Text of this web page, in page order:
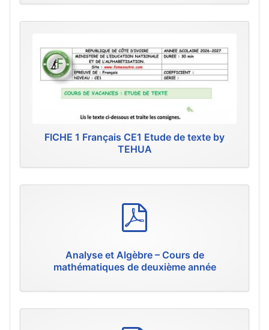
FICHE 1 Français CE1 Etude de texte by
TEHUA
Analyse et Algèbre – Cours de
mathématiques de deuxième année